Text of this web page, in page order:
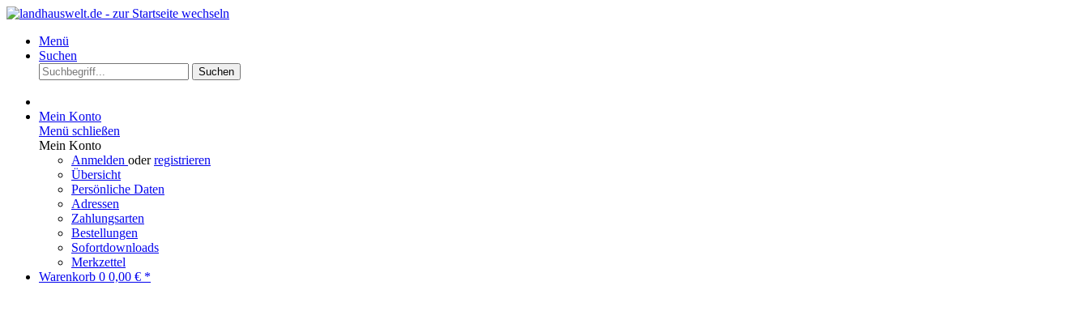
Menü
Suchen
Suchen
Mein Konto
Menü schließen
Mein Konto
Anmelden oderregistrieren
Übersicht
Persönliche Daten
Adressen
Zahlungsarten
Bestellungen
Sofortdownloads
Merkzettel
Warenkorb 0 0,00 € *